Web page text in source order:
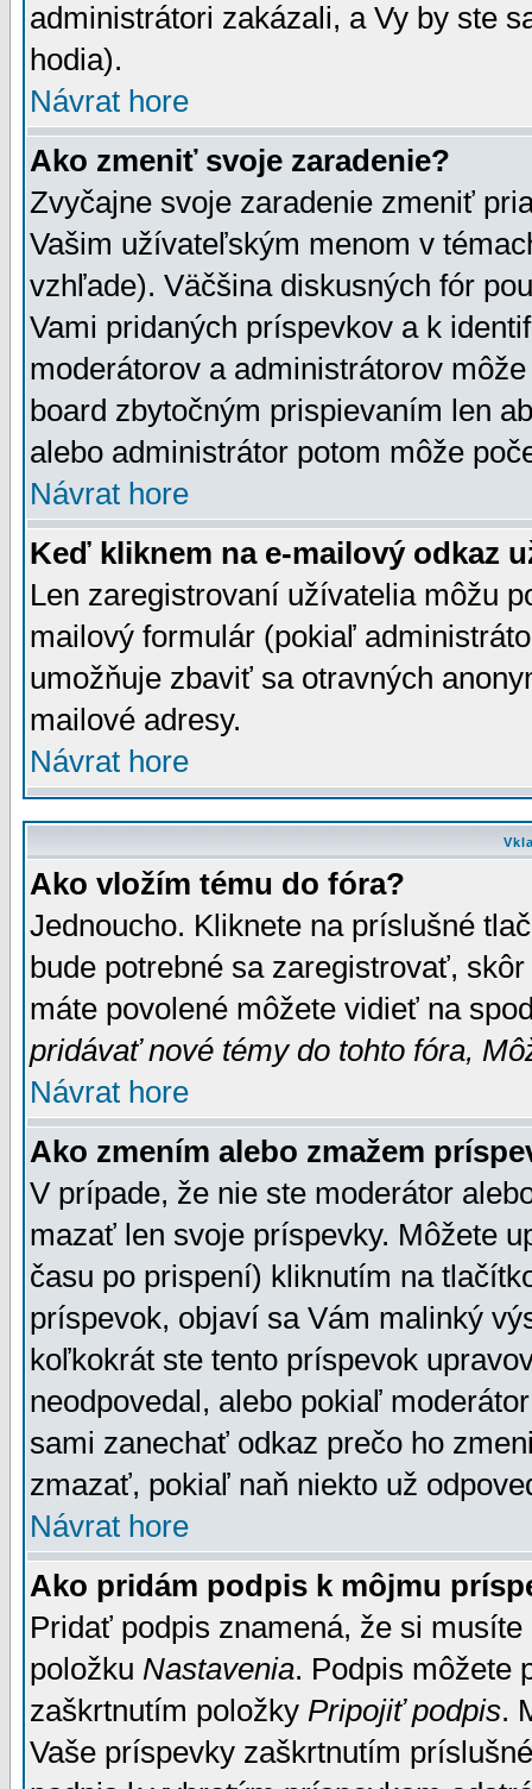
administrátori zakázali, a Vy by ste
hodia).
Návrat hore
Ako zmeniť svoje zaradenie?
Zvyčajne svoje zaradenie zmeniť
Vašim užívateľským menom v
vzhľade). Väčšina diskusných fór
Vami pridaných príspevkov a k
moderátorov a administrátorov
board zbytočným prispievaním len
alebo administrátor potom môže
Návrat hore
Keď kliknem na e-mailový odkaz
Len zaregistrovaní užívatelia môžu
mailový formulár (pokiaľ
umožňuje zbaviť sa otravných
mailové adresy.
Návrat hore
Ako vložím tému do fóra?
Jednoucho. Kliknete na príslušné
bude potrebné sa zaregistrovať,
máte povolené môžete vidieť na
pridávať nové témy do tohto fóra,
Návrat hore
Ako zmením alebo zmažem
V prípade, že nie ste moderátor
mazať len svoje príspevky. Môžete
času po prispení) kliknutím na
príspevok, objaví sa Vám malinký
koľkokrát ste tento príspevok
neodpovedal, alebo pokiaľ
sami zanechať odkaz prečo ho
zmazať, pokiaľ naň niekto už
Návrat hore
Ako pridám podpis k môjmu
Pridať podpis znamená, že si
položku Nastavenia. Podpis môžete
zaškrtnutím položky Pripojiť podpis.
Vaše príspevky zaškrtnutím